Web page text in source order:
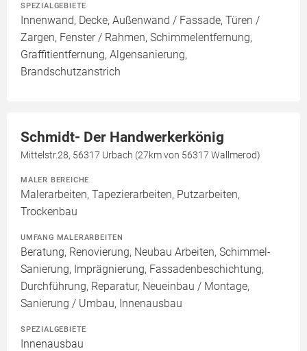
SPEZIALGEBIETE
Innenwand, Decke, Außenwand / Fassade, Türen /
Zargen, Fenster / Rahmen, Schimmelentfernung,
Graffitientfernung, Algensanierung,
Brandschutzanstrich
Schmidt- Der Handwerkerkönig
Mittelstr.28, 56317 Urbach (27km von 56317 Wallmerod)
MALER BEREICHE
Malerarbeiten, Tapezierarbeiten, Putzarbeiten,
Trockenbau
UMFANG MALERARBEITEN
Beratung, Renovierung, Neubau Arbeiten, Schimmel-
Sanierung, Imprägnierung, Fassadenbeschichtung,
Durchführung, Reparatur, Neueinbau / Montage,
Sanierung / Umbau, Innenausbau
SPEZIALGEBIETE
Innenausbau